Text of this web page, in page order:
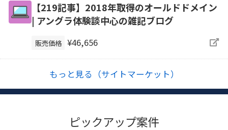
【219記事】2018年取得のオールドドメイン
| アングラ体験談中心の雑記ブログ
販売価格 ¥46,656
もっと見る（サイトマーケット）
ピックアップ案件